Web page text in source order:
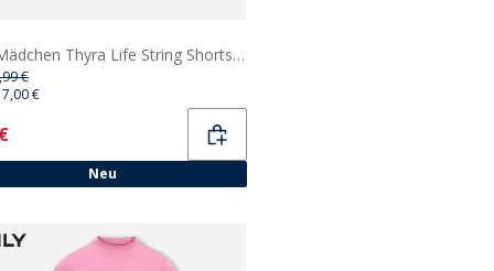
Only Mädchen Thyra Life String Shorts Aqua Foam
€
€
Neu